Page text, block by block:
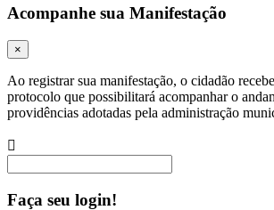
Acompanhe sua Manifestação
×
Ao registrar sua manifestação, o cidadão
protocolo que possibilitará acompanhar o
providências adotadas pela administração
Faça seu login!